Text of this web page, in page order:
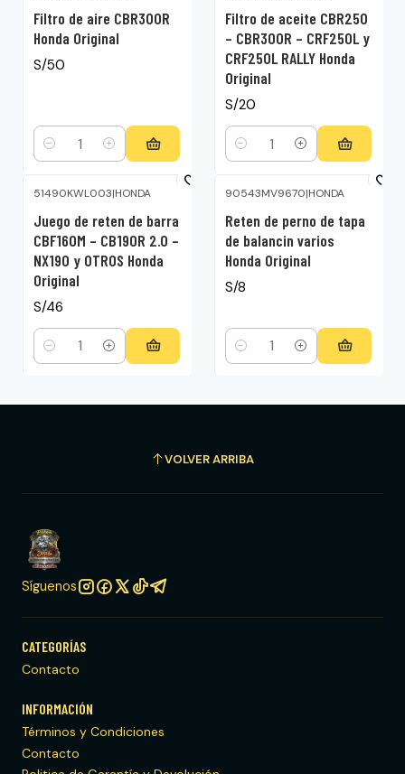
Filtro de aire CBR300R
Honda Original
S/50
Cantidad
Filtro de aceite CBR250
– CBR300R – CRF250L y
CRF250L RALLY Honda
Original
S/20
Cantidad
51490KWL003|HONDA
Juego de reten de barra
CBF160M – CB190R 2.0 –
NX190 y OTROS Honda
Original
S/46
Cantidad
90543MV9670|HONDA
Reten de perno de tapa
de balancin varios
Honda Original
S/8
Cantidad
VOLVER ARRIBA
Síguenos
CATEGORÍAS
Contacto
INFORMACIÓN
Términos y Condiciones
Contacto